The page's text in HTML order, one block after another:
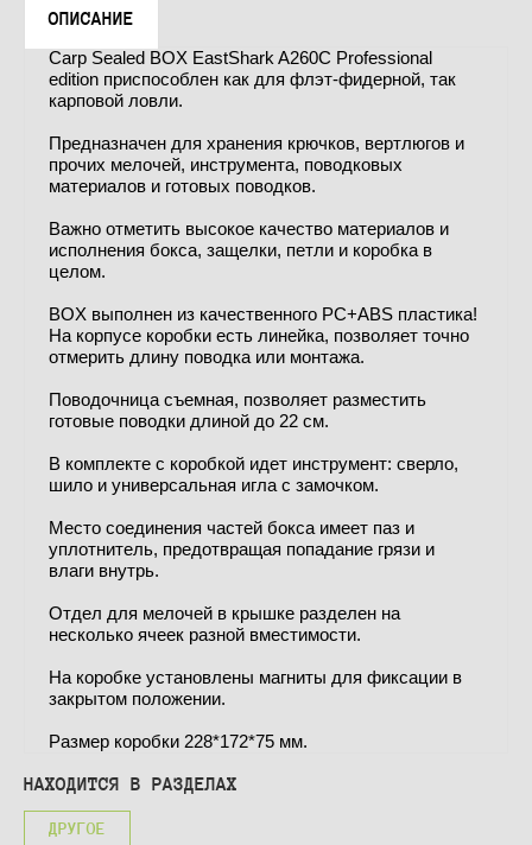
ОПИСАНИЕ
Carp Sealed BOX EastShark A260C Professional
edition приспособлен как для флэт-фидерной, так
карповой ловли.
Предназначен для хранения крючков, вертлюгов и
прочих мелочей, инструмента, поводковых
материалов и готовых поводков.
Важно отметить высокое качество материалов и
исполнения бокса, защелки, петли и коробка в
целом.
BOX выполнен из качественного PC+ABS пластика!
На корпусе коробки есть линейка, позволяет точно
отмерить длину поводка или монтажа.
Поводочница съемная, позволяет разместить
готовые поводки длиной до 22 см.
В комплекте с коробкой идет инструмент: сверло,
шило и универсальная игла с замочком.
Место соединения частей бокса имеет паз и
уплотнитель, предотвращая попадание грязи и
влаги внутрь.
Отдел для мелочей в крышке разделен на
несколько ячеек разной вместимости.
На коробке установлены магниты для фиксации в
закрытом положении.
Размер коробки 228*172*75 мм.
НАХОДИТСЯ В РАЗДЕЛАХ
ДРУГОЕ